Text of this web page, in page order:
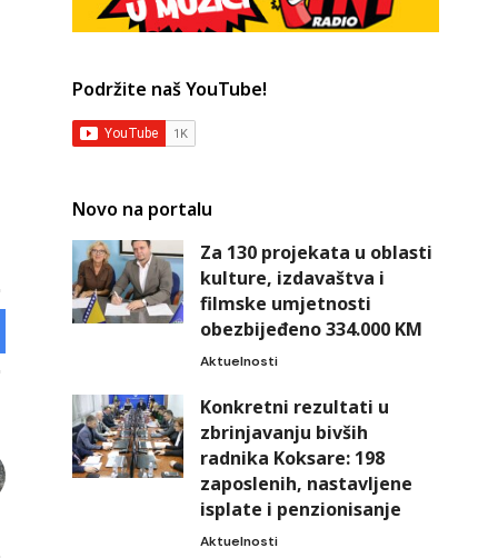
Podržite naš YouTube!
Novo na portalu
Za 130 projekata u oblasti
kulture, izdavaštva i
filmske umjetnosti
obezbijeđeno 334.000 KM
Aktuelnosti
Konkretni rezultati u
zbrinjavanju bivših
radnika Koksare: 198
zaposlenih, nastavljene
isplate i penzionisanje
Aktuelnosti